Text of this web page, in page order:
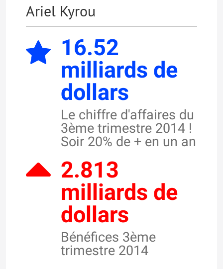
Ariel Kyrou
16.52
milliards de
dollars
Le chiffre d'affaires du
3ème trimestre 2014 !
Soir 20% de + en un an
2.813
milliards de
dollars
Bénéfices 3ème
trimestre 2014